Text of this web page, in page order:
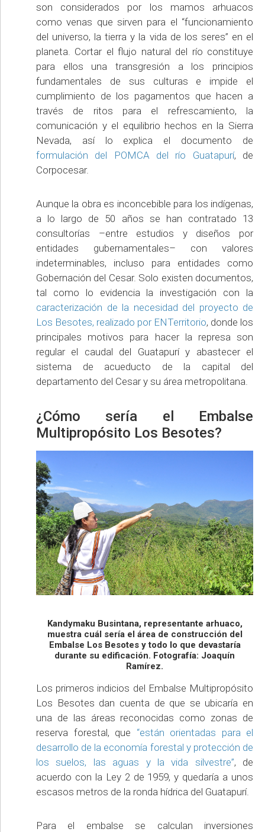
son considerados por los mamos arhuacos
como venas que sirven para el “funcionamiento
del universo, la tierra y la vida de los seres” en el
planeta. Cortar el flujo natural del río constituye
para ellos una transgresión a los principios
fundamentales de sus culturas e impide el
cumplimiento de los pagamentos que hacen a
través de ritos para el refrescamiento, la
comunicación y el equilibrio hechos en la Sierra
Nevada, así lo explica el documento de
formulación del POMCA del río Guatapurí, de
Corpocesar.
Aunque la obra es inconcebible para los indígenas,
a lo largo de 50 años se han contratado 13
consultorías –entre estudios y diseños por
entidades gubernamentales– con valores
indeterminables, incluso para entidades como
Gobernación del Cesar. Solo existen documentos,
tal como lo evidencia la investigación con la
caracterización de la necesidad del proyecto de
Los Besotes, realizado por ENTerritorio, donde los
principales motivos para hacer la represa son
regular el caudal del Guatapurí y abastecer el
sistema de acueducto de la capital del
departamento del Cesar y su área metropolitana.
¿Cómo sería el Embalse
Multipropósito Los Besotes?
Kandymaku Busintana, representante arhuaco,
muestra cuál sería el área de construcción del
Embalse Los Besotes y todo lo que devastaría
durante su edificación. Fotografía: Joaquín
Ramírez.
Los primeros indicios del Embalse Multipropósito
Los Besotes dan cuenta de que se ubicaría en
una de las áreas reconocidas como zonas de
reserva forestal, que “están orientadas para el
desarrollo de la economía forestal y protección de
los suelos, las aguas y la vida silvestre”, de
acuerdo con la Ley 2 de 1959, y quedaría a unos
escasos metros de la ronda hídrica del Guatapurí.
Para el embalse se calculan inversiones